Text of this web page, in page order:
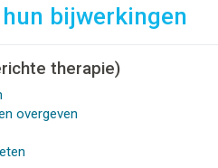
bijwerkingen
therapie)
overgeven